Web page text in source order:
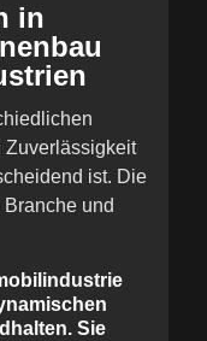
in
Zuverlässigkeit
ist. Die
und
Sie